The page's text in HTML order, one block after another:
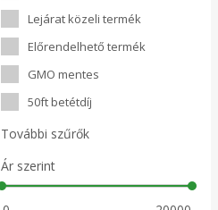
Lejárat közeli termék
Előrendelhető termék
GMO mentes
50ft betétdíj
További szűrők
Ár szerint